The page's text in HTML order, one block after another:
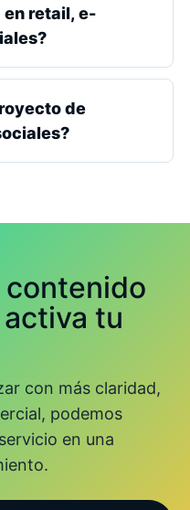
en retail, e-
de
tu
con más claridad,
podemos
en una